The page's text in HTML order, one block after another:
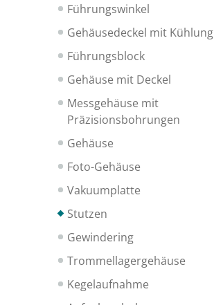
Führungswinkel
Gehäusedeckel mit Kühlung
Führungsblock
Gehäuse mit Deckel
Messgehäuse mit
Präzisionsbohrungen
Gehäuse
Foto-Gehäuse
Vakuumplatte
Stutzen
Gewindering
Trommellagergehäuse
Kegelaufnahme